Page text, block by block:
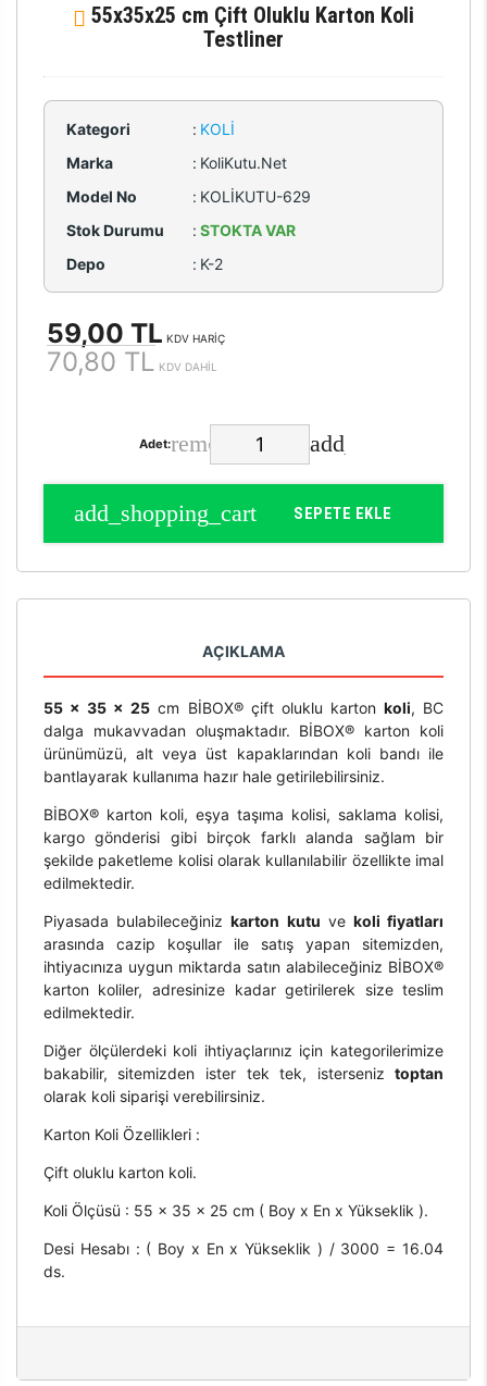
55x35x25 cm Çift Oluklu Karton Koli
Testliner
Kategori : KOLI
Marka
: KoliKutu.Net
Model No
: KOLİKUTU-629
Stok Durumu
: STOKTA VAR
Depo
: K-2
59,00 TL KDV HARİÇ
70,80 TL KDV DAHİL
Adet:
SEPETE EKLE
AÇIKLAMA
55 x 35 x 25 cm BİBOX® çift oluklu karton koli, BC
dalga mukavvadan oluşmaktadır. BİBOX® karton koli
ürünümüzü, alt veya üst kapaklarından koli bandı ile
bantlayarak kullanıma hazır hale getirilebilirsiniz.
BİBOX® karton koli, eşya taşıma kolisi, saklama kolisi,
kargo gönderisi gibi birçok farklı alanda sağlam bir
şekilde paketleme kolisi olarak kullanılabilir özellikte imal
edilmektedir.
Piyasada bulabileceğinizkarton kutu ve koli fiyatları
arasında cazip koşullar ile satış yapan sitemizden,
ihtiyacınıza uygun miktarda satın alabileceğiniz BİBOX®
karton koliler, adresinize kadar getirilerek size teslim
edilmektedir.
Diğer ölçülerdeki koli ihtiyaçlarınız için kategorilerimize
bakabilir, sitemizden ister tek tek, isterseniztoptan
olarak koli siparişi verebilirsiniz.
Karton Koli Özellikleri :
Çift oluklu karton koli.
Koli Ölçüsü : 55 x 35 x 25 cm ( Boy x En x Yükseklik ).
Desi Hesabı : ( Boy x En x Yükseklik ) / 3000 = 16.04
ds.